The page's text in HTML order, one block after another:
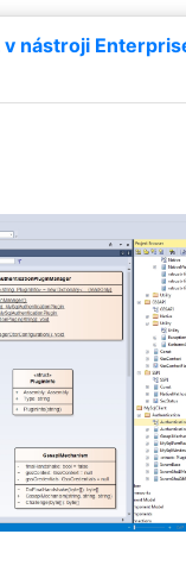
v nástroji